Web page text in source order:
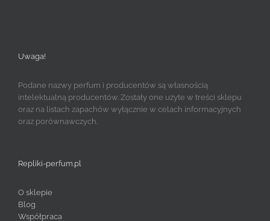
Uwaga!
Podane nazwy perfum i producentów są własnością
intelektualną producentów. Zostały one użyte w treści sklepu
oraz na listach zapachów wyłącznie w celach informacyjnych
oraz porównawczych.
Repliki-perfum.pl
O sklepie
Blog
Współpraca